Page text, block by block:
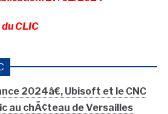
CLIC
2024â€, Ubisoft et le CNC
au chÃ¢teau de Versailles